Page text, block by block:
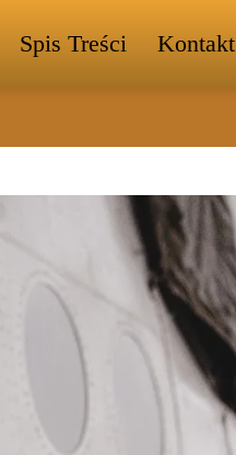
Spis Treści Kontakt